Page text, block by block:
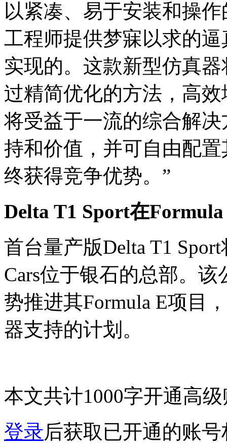
以紧凑、易于安装和操
工程师提供梦寐以求的
实现的。这款新型仿真
过精简优化的方法，高
将受益于一流的综合解
持和价值，并可自由配
终获得竞争优势。”
Delta T1 Sport在
首台量产版Delta T1
Cars位于银石的总部。
势推进其Formula E项目
器支持的计划。
本文共计1000字开通高
登录后获取已开通的账号